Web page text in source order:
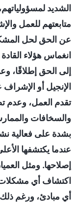
الشديد
متابعتهم للعمل
عن الحق لحل
انغماس هؤلاء
إلى الحق إطلاقًا،
الإنجيل أو
تقدم العمل، وعدم
والسخافات
بشدة على فعالية
عندما يكتشفها
إصلاحها. ومثل
اكتشاف أي مشكلات،
أي مبادئ، ورغم